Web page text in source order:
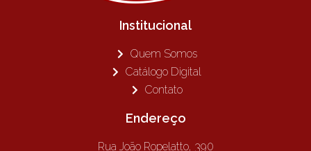
Institucional
Quem Somos
Catálogo Digital
Contato
Endereço
Rua João Ropelatto, 390